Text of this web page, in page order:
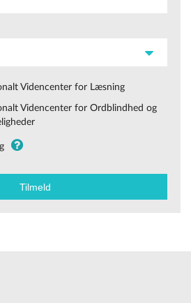
Videncenter for Læsning
Videncenter for Ordblindhed og